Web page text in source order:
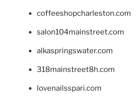
coffeeshopcharleston.com
salon104mainstreet.com
alkaspringswater.com
318mainstreet8h.com
lovenailsspari.com